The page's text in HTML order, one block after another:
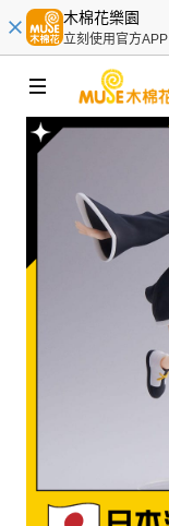
木棉花樂園
立刻使用官方APP